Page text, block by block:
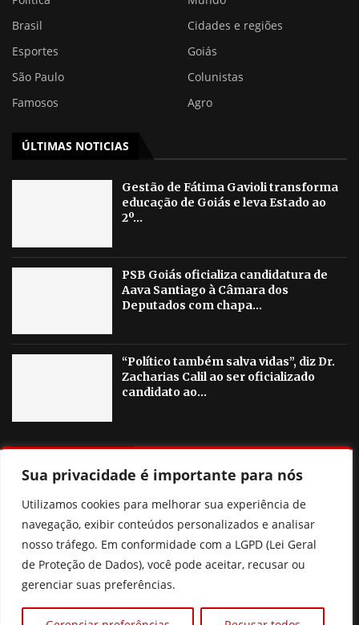
Sua privacidade é importante para nós
Utilizamos cookies para melhorar sua experiência de
navegação, exibir conteúdos personalizados e analisar
nosso tráfego. Em conformidade com a LGPD (Lei Geral
de Proteção de Dados), você pode aceitar, recusar ou
gerenciar suas preferências.
Brasil
Cidades e regiões
Esportes
Goiás
São Paulo
Colunistas
Famosos
Agro
ÚLTIMAS NOTICIAS
Gestão de Fátima Gavioli transforma
educação de Goiás e leva Estado ao
2º...
PSB Goiás oficializa candidatura de
Aava Santiago à Câmara dos
Deputados com chapa...
“Político também salva vidas”, diz Dr.
Zacharias Calil ao ser oficializado
candidato ao...
Pix Pensão: o que realmente muda? Entenda a nova lei
sem cair nas fake news
Ciclone bomba: entenda o fenômeno e áreas de risco no
Brasil
vice na chapa à Presidência